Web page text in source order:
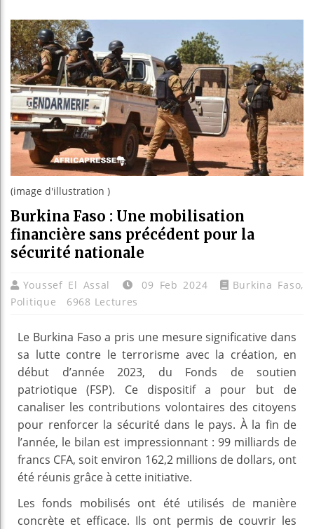
(image d'illustration )
Burkina Faso : Une mobilisation
financière sans précédent pour la
sécurité nationale
Youssef El Assal 09 Feb 2024 Burkina Faso,
Politique
6968 Lectures
Le Burkina Faso a pris une mesure significative dans
sa lutte contre le terrorisme avec la création, en
début d’année 2023, du Fonds de soutien
patriotique (FSP). Ce dispositif a pour but de
canaliser les contributions volontaires des citoyens
pour renforcer la sécurité dans le pays. À la fin de
l’année, le bilan est impressionnant : 99 milliards de
francs CFA, soit environ 162,2 millions de dollars, ont
été réunis grâce à cette initiative.
Les fonds mobilisés ont été utilisés de manière
concrète et efficace. Ils ont permis de couvrir les